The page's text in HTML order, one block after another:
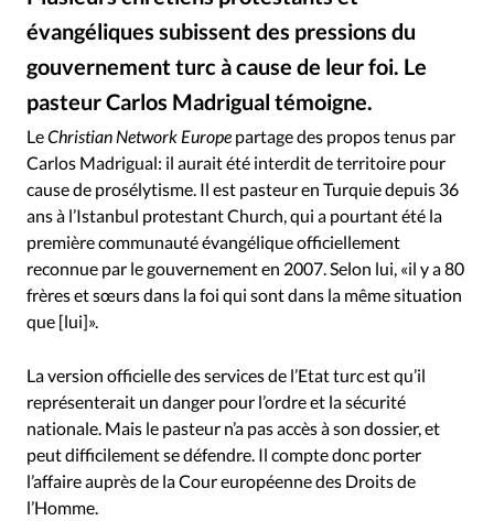
RUBRIQUES
Economie
Eglises
Histoire Laicité
Liberté religieuse
Mission
Monde People Politique
Religions
Société
évangéliques subissent des pressions du
gouvernement turc à cause de leur foi. Le
pasteur Carlos Madrigual témoigne.
LeChristian Network Europe partage des propos tenus par
Carlos Madrigual: il aurait été interdit de territoire pour
cause de prosélytisme. Il est pasteur en Turquie depuis 36
ans à l’Istanbul protestant Church, qui a pourtant été la
première communauté évangélique officiellement
reconnue par le gouvernement en 2007. Selon lui, «il y a 80
frères et sœurs dans la foi qui sont dans la même situation
que [lui]».
La version officielle des services de l’Etat turc est qu’il
représenterait un danger pour l’ordre et la sécurité
nationale. Mais le pasteur n’a pas accès à son dossier, et
peut difficilement se défendre. Il compte donc porter
l’affaire auprès de la Cour européenne des Droits de
l’Homme.